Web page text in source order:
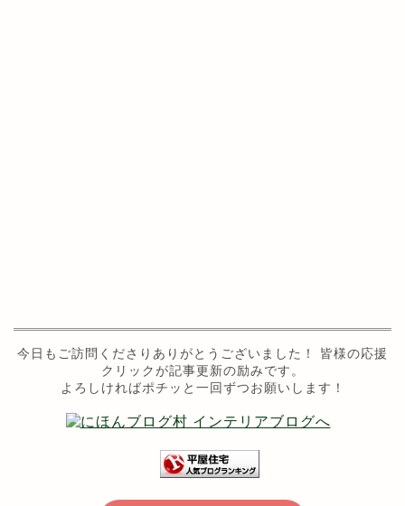
今日もご訪問くださりありがとうございました！ 皆様の応援
クリックが記事更新の励みです。
よろしければポチッと一回ずつお願いします！